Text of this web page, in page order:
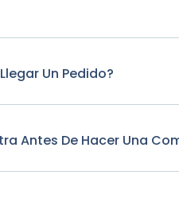
Un Pedido?
Antes De Hacer Una